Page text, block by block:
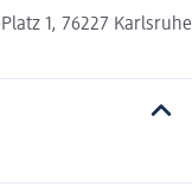
1, 76227 Karlsruhe